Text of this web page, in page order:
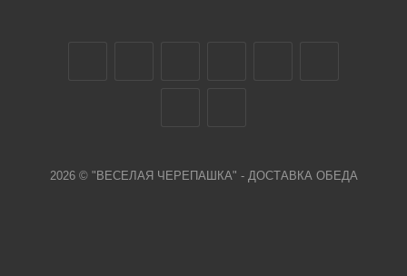
2026 © "ВЕСЕЛАЯ ЧЕРЕПАШКА" - ДОСТАВКА ОБЕДА